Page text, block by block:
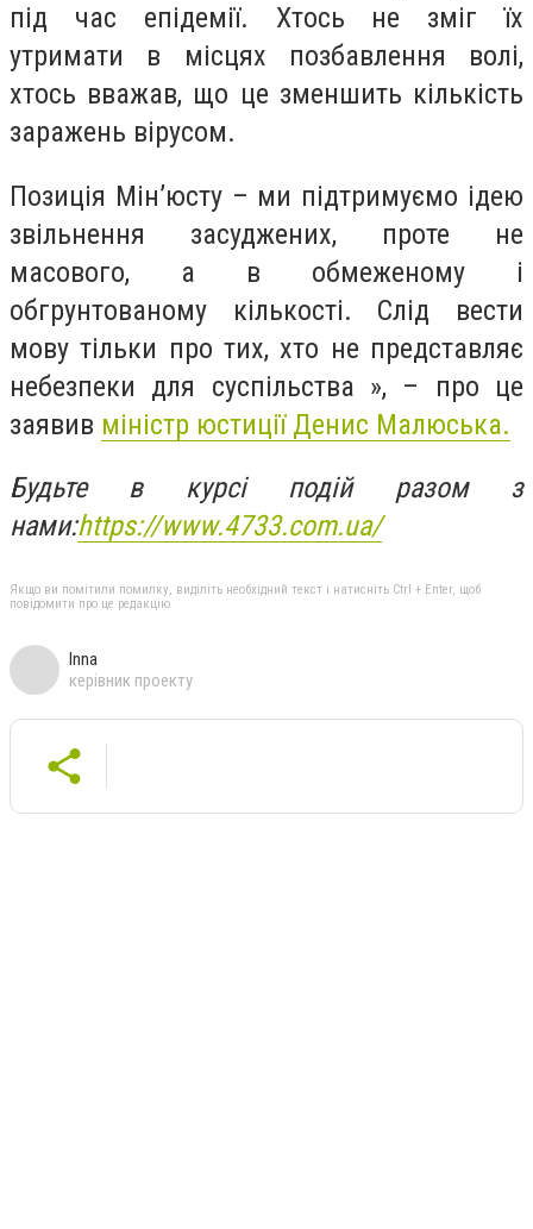
під час епідемії. Хтось не зміг їх
утримати в місцях позбавлення волі,
хтось вважав, що це зменшить кількість
заражень вірусом.
Позиція Мін’юсту – ми підтримуємо ідею
звільнення засуджених, проте не
масового, а в обмеженому і
обгрунтованому кількості. Слід вести
мову тільки про тих, хто не представляє
небезпеки для суспільства », – про це
заявив міністр юстиції Денис Малюська.
Будьте в курсі подій разом з
нами:https://www.4733.com.ua/
Якщо ви помітили помилку, виділіть необхідний текст і натисніть Ctrl + Enter, щоб
повідомити про це редакцію
Inna
керівник проекту